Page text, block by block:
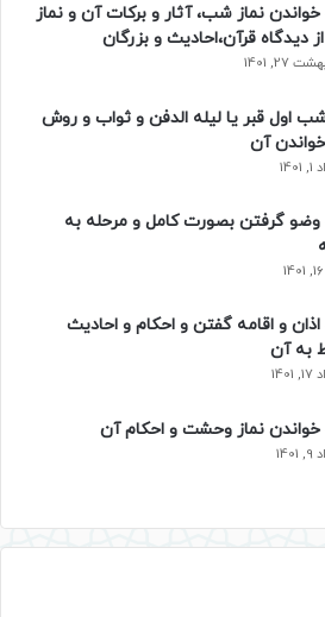
نماز شب، آثار و برکات آن و نماز
دیدگاه قرآن،احادیث و بزرگان
27, 1401
اول قبر یا لیله الدفن و ثواب و روش
آن
وضو گرفتن بصورت کامل و مرحله به
و اقامه گفتن و احکام و احادیث
به آن
خواندن نماز وحشت و احکام آن